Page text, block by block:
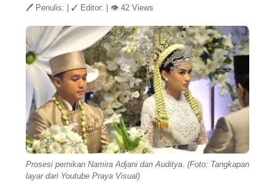
🖊 Penulis: ✓ Editor: 👁 42 Views
Prosesi pernikan Namira Adjani dan Auditya. (Foto: Tangkapan
layar dari Youtube Praya Visual)